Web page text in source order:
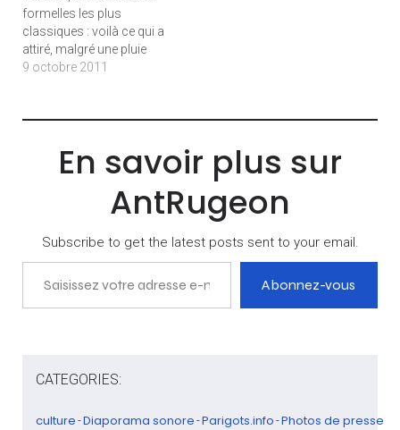
formelles les plus
classiques : voilà ce qui a
attiré, malgré une pluie
battante, un groupe
de Vaugirard. Le tout dans
gratuitement. Immersion
dans un tourisme qui se
9 octobre 2011
En savoir plus sur
AntRugeon
Subscribe to get the latest posts sent to your email.
Saisissez votre adresse e-mail…
Abonnez-vous
CATEGORIES:
culture -Diaporama sonore -Parigots.info -Photos de presse